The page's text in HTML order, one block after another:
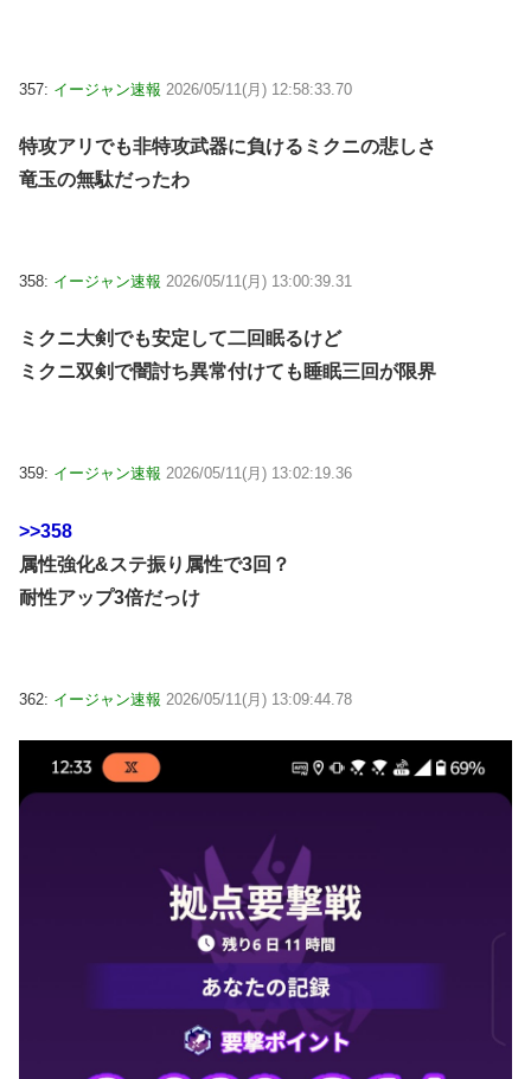
357: イージャン速報 2026/05/11(月) 12:58:33.70
特攻アリでも非特攻武器に負けるミクニの悲しさ
竜玉の無駄だったわ
358: イージャン速報 2026/05/11(月) 13:00:39.31
ミクニ大剣でも安定して二回眠るけど
ミクニ双剣で闇討ち異常付けても睡眠三回が限界
359: イージャン速報 2026/05/11(月) 13:02:19.36
>>358
属性強化&ステ振り属性で3回？
耐性アップ3倍だっけ
362: イージャン速報 2026/05/11(月) 13:09:44.78